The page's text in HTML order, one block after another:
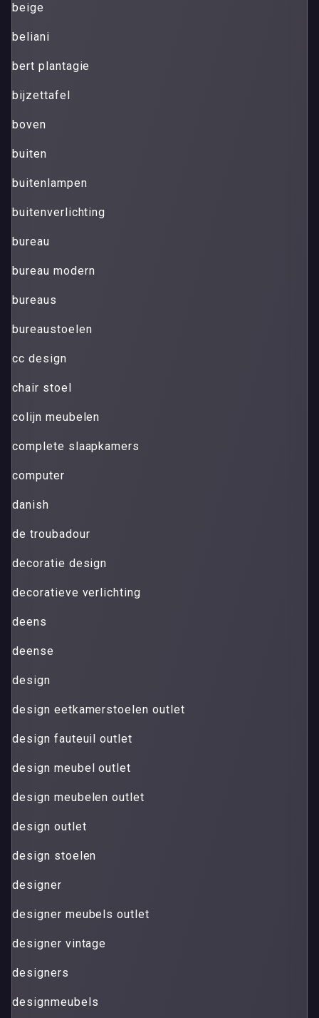
beige
beliani
bert plantagie
bijzettafel
boven
buiten
buitenlampen
buitenverlichting
bureau
bureau modern
bureaus
bureaustoelen
cc design
chair stoel
colijn meubelen
complete slaapkamers
computer
danish
de troubadour
decoratie design
decoratieve verlichting
deens
deense
design
design eetkamerstoelen outlet
design fauteuil outlet
design meubel outlet
design meubelen outlet
design outlet
design stoelen
designer
designer meubels outlet
designer vintage
designers
designmeubels